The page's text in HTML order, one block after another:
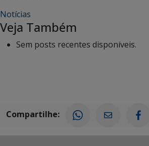
Notícias
Veja Também
Sem posts recentes disponíveis.
Compartilhe: